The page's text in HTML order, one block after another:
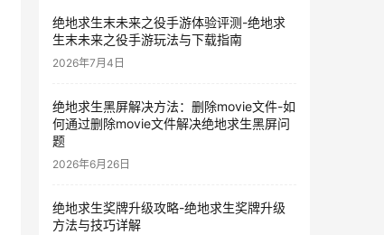
绝地求生末未来之役手游体验评测-绝地求
生末未来之役手游玩法与下载指南
2026年7月4日
绝地求生黑屏解决方法：删除movie文件-如
何通过删除movie文件解决绝地求生黑屏问
题
2026年6月26日
绝地求生奖牌升级攻略-绝地求生奖牌升级
方法与技巧详解